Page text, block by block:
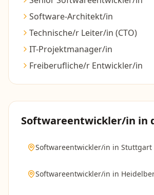
Software-Architekt/in
Technische/r Leiter/in (CTO)
IT-Projektmanager/in
Freiberufliche/r Entwickler/in
Softwareentwickler/in in
Softwareentwickler/in in Stuttgart
Softwareentwickler/in in